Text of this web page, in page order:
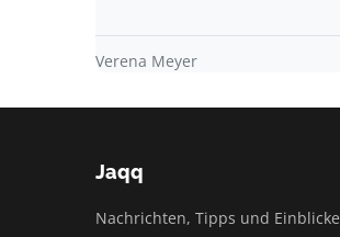
Verena Meyer
Jaqq
Nachrichten, Tipps und Einblicke